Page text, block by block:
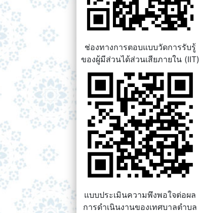
ช่องทางการตอบแบบวัดการรับรู้
ของผู้มีส่วนได้ส่วนเสียภายใน (IIT)
แบบประเมินความพึงพอใจต่อผล
การดำเนินงานของเทศบาลตำบล